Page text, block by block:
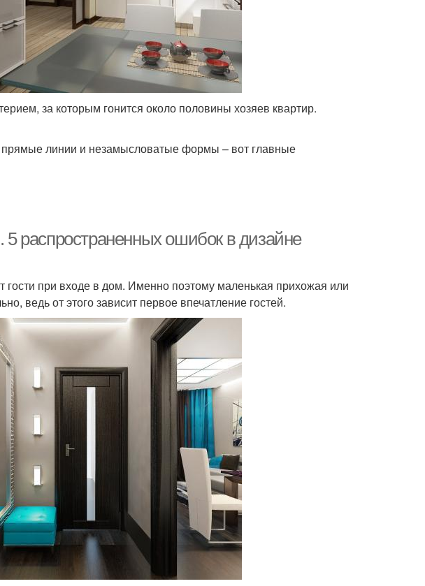
за которым гонится около половины хозяев квартир.
прямые линии и незамысловатые формы – вот главные
5 распространенных ошибок в дизайне
при входе в дом. Именно поэтому маленькая прихожая или
ведь от этого зависит первое впечатление гостей.